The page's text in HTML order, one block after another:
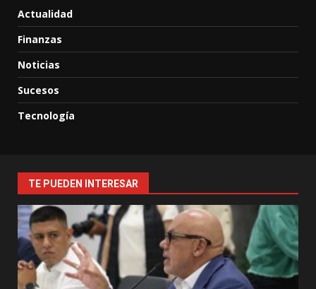
Actualidad
Finanzas
Noticias
Sucesos
Tecnología
TE PUEDEN INTERESAR